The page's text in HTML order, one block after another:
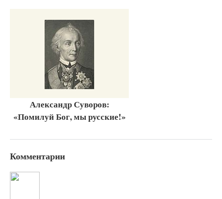
Александр Суворов:
«Помилуй Бог, мы русские!»
Комментарии